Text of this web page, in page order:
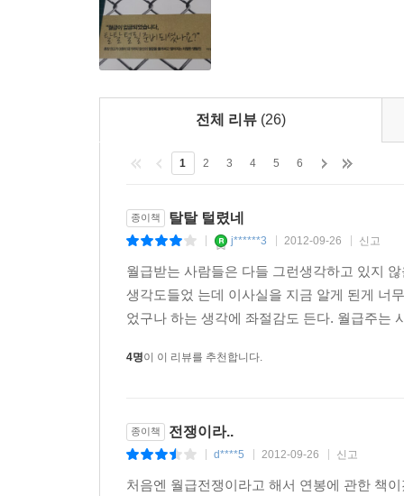
12. 졸업과 동시에 빚이 3,000만 원, 학자금대출
모두가 대학을 나오는 세상
캠퍼스 장사를 하는 대학
대학 나오면 나에게 이득이 있을까?
한국의 기형적인 학자금 대출 시장
대학은 얼마나 벌까?
13. 퇴직하면 프랜차이즈?
월급보다 많이 버는 프랜차이즈라고요?
계약은 갑인데…
사장님은 손해봐도 회사는 손해보지 않는다
왜 그 빵집은 자꾸 로고를 바꾸지?
14. 나이 들면 어떻게 살지? 퇴직금과 연금
연금복권 열풍
일깨워준다. 왜 많은 회사가 인센티브제도를 선
캠퍼스 장사 등 직장인의 삶에 밀착해 여러 경제
퇴직금, 은퇴 후 많은 사람들이 실패하는 프랜차
전체 리뷰 (26)
1 2 3 4 5 6
종이책 탈탈 털렸네
j******3 2012-09-26 신고
월급받는 사람들은 다들 그런생각하고 있지
생각도들었 는데 이사실을 지금 알게 된게 너
었구나 하는 생각에 좌절감도 든다. 월급주는
4명이 이 리뷰를 추천합니다.
종이책 전쟁이라..
d****5 2012-09-26 신고
처음엔 월급전쟁이라고 해서 연봉에 관한 책